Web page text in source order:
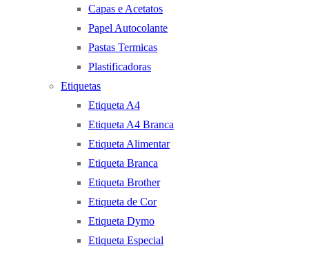
Capas e Acetatos
Papel Autocolante
Pastas Termicas
Plastificadoras
Etiquetas
Etiqueta A4
Etiqueta A4 Branca
Etiqueta Alimentar
Etiqueta Branca
Etiqueta Brother
Etiqueta de Cor
Etiqueta Dymo
Etiqueta Especial